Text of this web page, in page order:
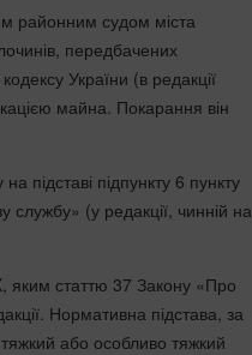
районним судом міста
передбачених
України (в редакції
майна. Покарання він
підставі підпункту 6 пункту
службу» (у редакції, чинній на
яким статтю 37 Закону «Про
Нормативна підстава, за
або особливо тяжкий